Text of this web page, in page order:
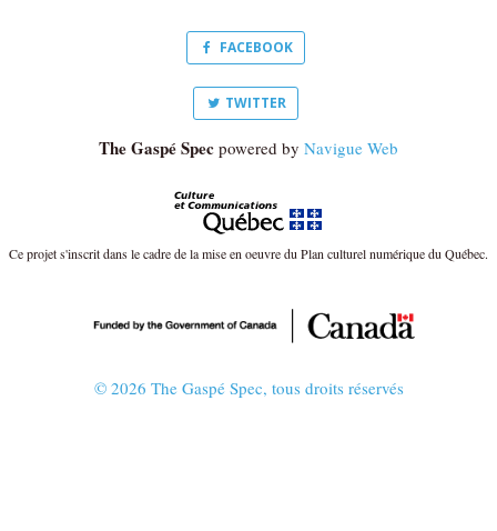
FACEBOOK
TWITTER
The Gaspé Spec powered by Navigue Web
Ce projet s'inscrit dans le cadre de la mise en oeuvre du Plan culturel numérique du Québec.
© 2026 The Gaspé Spec, tous droits réservés